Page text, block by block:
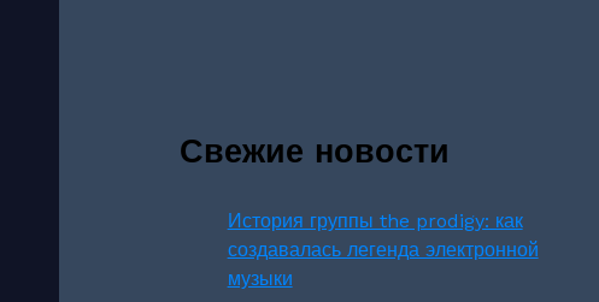
Свежие новости
История группы the prodigy: как
создавалась легенда электронной
музыки